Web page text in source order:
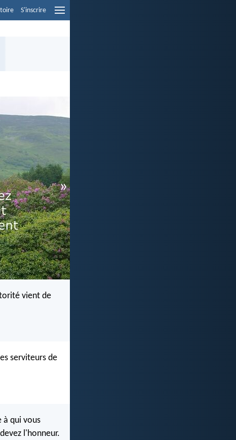
S'inscrire
»
vient de
serviteurs de
à qui vous
l'honneur.